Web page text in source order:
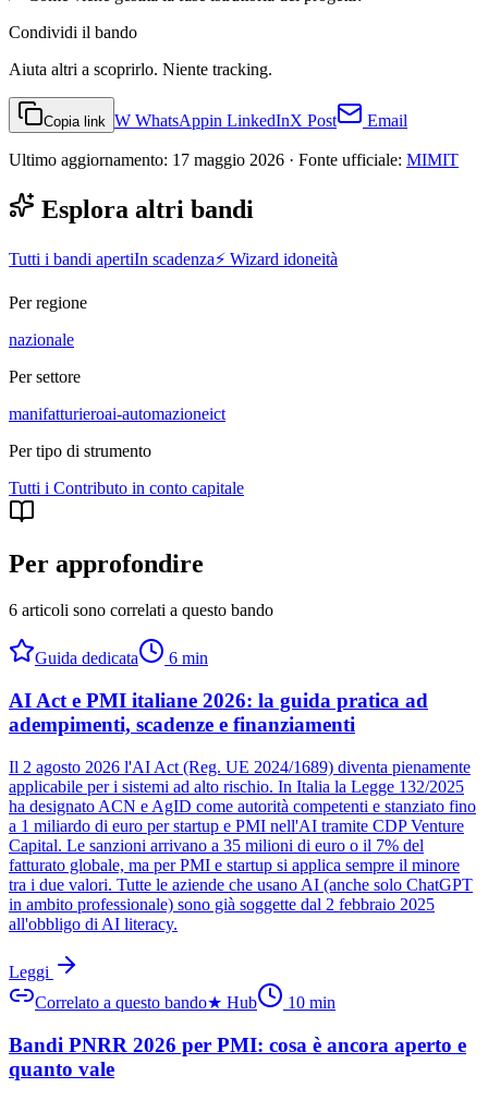
Condividi il bando
Aiuta altri a scoprirlo. Niente tracking.
Copia link W WhatsAppin LinkedInX Post Email
Ultimo aggiornamento: 17 maggio 2026 · Fonte ufficiale: MIMIT
Esplora altri bandi
Tutti i bandi apertiIn scadenza⚡ Wizard idoneità
Per regione
nazionale
Per settore
manifatturieroai-automazioneict
Per tipo di strumento
Tutti i Contributo in conto capitale
Per approfondire
6 articoli sono correlati a questo bando
Guida dedicata 6 min
AI Act e PMI italiane 2026: la guida pratica ad
adempimenti, scadenze e finanziamenti
Il 2 agosto 2026 l'AI Act (Reg. UE 2024/1689) diventa pienamente
applicabile per i sistemi ad alto rischio. In Italia la Legge 132/2025
ha designato ACN e AgID come autorità competenti e stanziato fino
a 1 miliardo di euro per startup e PMI nell'AI tramite CDP Venture
Capital. Le sanzioni arrivano a 35 milioni di euro o il 7% del
fatturato globale, ma per PMI e startup si applica sempre il minore
tra i due valori. Tutte le aziende che usano AI (anche solo ChatGPT
in ambito professionale) sono già soggette dal 2 febbraio 2025
all'obbligo di AI literacy.
Leggi
Correlato a questo bando★ Hub 10 min
Bandi PNRR 2026 per PMI: cosa è ancora aperto e
quanto vale